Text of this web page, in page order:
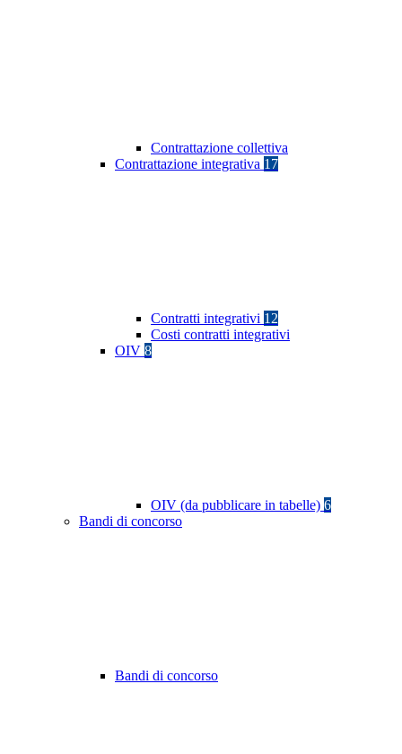
Contrattazione collettiva
Contrattazione integrativa 17
Contratti integrativi 12
Costi contratti integrativi
OIV 8
OIV (da pubblicare in tabelle) 6
Bandi di concorso
Bandi di concorso